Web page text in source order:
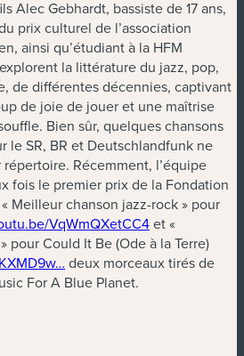
Alec Gebhardt, bassiste de 17 ans,
prix culturel de l’association
ainsi qu’étudiant à la HFM
la littérature du jazz, pop,
de différentes décennies, captivant
de joie de jouer et une maîtrise
Bien sûr, quelques chansons
le SR, BR et Deutschlandfunk ne
Récemment, l’équipe
fois le premier prix de la Fondation
Meilleur chanson jazz-rock » pour
VqWmQXetCC4(nouvelle
et «
pour Could It Be (Ode à la Terre)
(nouvelle fenêtre)
deux morceaux tirés de
For A Blue Planet.